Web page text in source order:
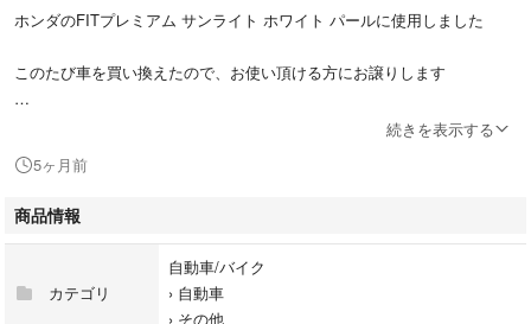
ホンダのFITプレミアム サンライト ホワイト パールに使用しました
このたび車を買い換えたので、お使い頂ける方にお譲りします
#achaの雑貨一覧
続きを表示する
5ヶ月前
商品情報
カテゴリ
自動車/バイク
› 自動車
› その他